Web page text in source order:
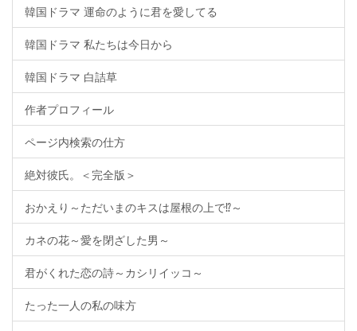
韓国ドラマ 運命のように君を愛してる
韓国ドラマ 私たちは今日から
韓国ドラマ 白詰草
作者プロフィール
ページ内検索の仕方
絶対彼氏。＜完全版＞
おかえり～ただいまのキスは屋根の上で⁉～
カネの花～愛を閉ざした男～
君がくれた恋の詩～カシリイッコ～
たった一人の私の味方